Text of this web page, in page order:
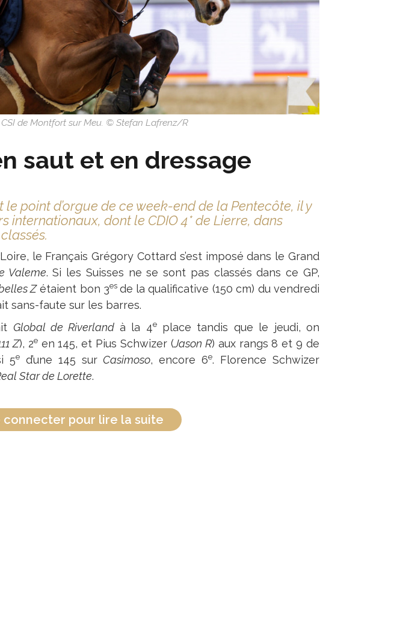
de Montfort sur Meu. © Stefan Lafrenz/R
saut et en dressage
le point d’orgue de ce week-end de la Pentecôte, il y
internationaux, dont le CDIO 4* de Lierre, dans
le Français Grégory Cottard s’est imposé dans le Grand
Valeme. Si les Suisses ne se sont pas classés dans ce GP,
Zétaient bon 3es de la qualificative (150 cm) du vendredi
sans-faute sur les barres.
Global de Riverland à la 4eplace tandis que le jeudi, on
Z), 2een 145, et Pius Schwizer (Jason R) aux rangs 8 et 9 de
5ed’une 145 surCasimoso, encore 6e. Florence Schwizer
Star de Lorette.
connecter pour lire la suite